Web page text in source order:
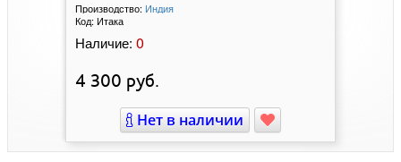
Производство: Индия
Код: Итака
Наличие: 0
4 300 руб.
Нет в наличии